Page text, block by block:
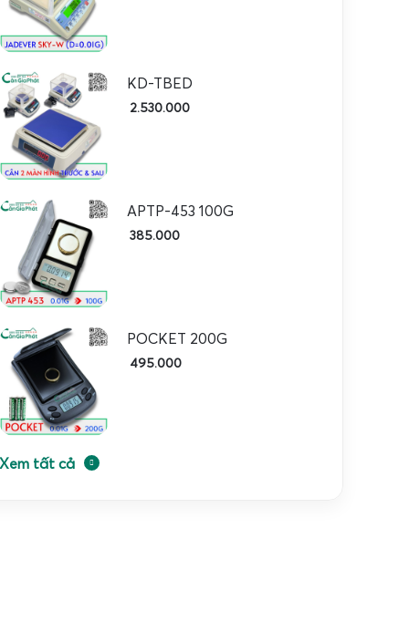
KD-TBED
2.530.000
APTP-453 100G
385.000
POCKET 200G
495.000
Xem tất cả